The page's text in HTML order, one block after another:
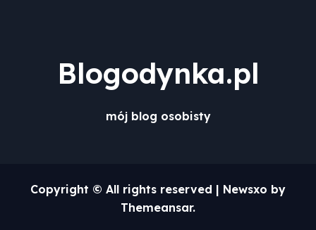
Blogodynka.pl
mój blog osobisty
Copyright © All rights reserved | Newsxo by
Themeansar.